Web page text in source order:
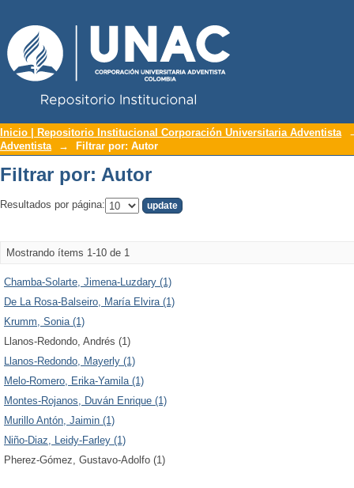
Filtrar por: Autor
Inicio | Repositorio Institucional Corporación Universitaria Adventista
Adventista
→ Filtrar por: Autor
Filtrar por: Autor
Resultados por página:
Mostrando ítems 1-10 de 1
Chamba-Solarte, Jimena-Luzdary (1)
De La Rosa-Balseiro, María Elvira (1)
Krumm, Sonia (1)
Llanos-Redondo, Andrés (1)
Llanos-Redondo, Mayerly (1)
Melo-Romero, Erika-Yamila (1)
Montes-Rojanos, Duván Enrique (1)
Murillo Antón, Jaimin (1)
Niño-Diaz, Leidy-Farley (1)
Pherez-Gómez, Gustavo-Adolfo (1)